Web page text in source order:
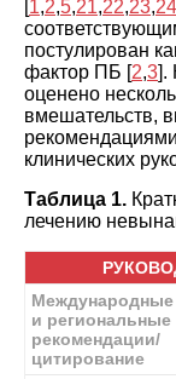
1,2,5,21,22,23,24
постулирован
фактор ПБ [2,3].
оценено
вмешательств,
клинических
Таблица 1.
лечению
Международные
и региональные
рекомендации/
цитирование